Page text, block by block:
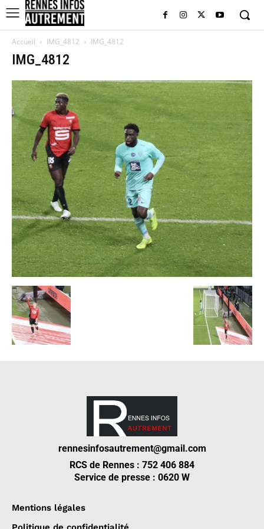
Accueil IMG_4812 IMG_4812
IMG_4812
rennesinfosautrement@gmail.com
RCS de Rennes : 752 406 884
Service de presse : 0620 W
Mentions légales